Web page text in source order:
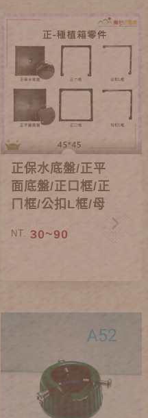
正保水底盤/正平
面底盤/正口框/正
ㄇ框/公扣L框/母
NT. 30~90